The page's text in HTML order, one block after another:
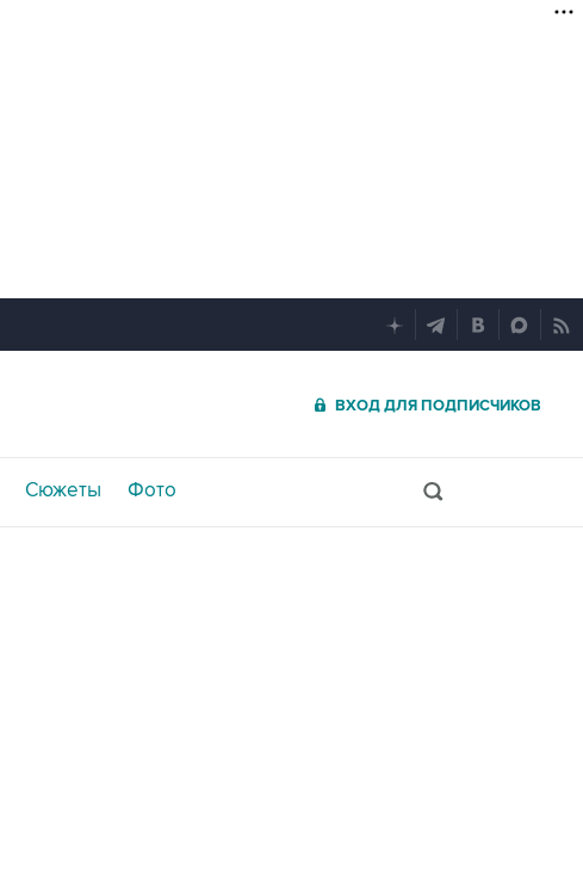
ВХОД ДЛЯ ПОДПИСЧИКОВ
Сюжеты Фото